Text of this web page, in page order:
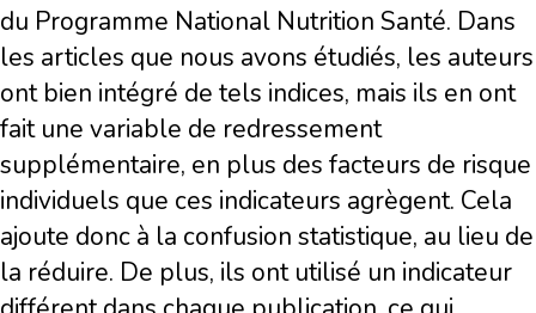
du Programme National Nutrition Santé. Dans
les articles que nous avons étudiés, les auteurs
ont bien intégré de tels indices, mais ils en ont
fait une variable de redressement
supplémentaire, en plus des facteurs de risque
individuels que ces indicateurs agrègent. Cela
ajoute donc à la confusion statistique, au lieu de
la réduire. De plus, ils ont utilisé un indicateur